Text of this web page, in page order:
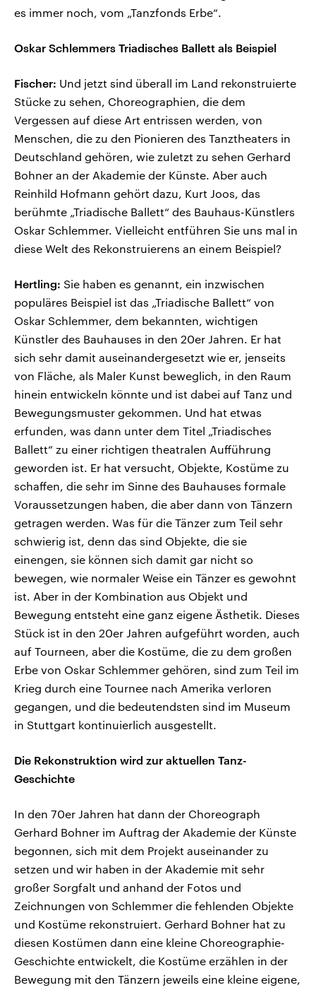
es immer noch, vom „Tanzfonds Erbe“.
Oskar Schlemmers Triadisches Ballett als Beispiel
Fischer: Und jetzt sind überall im Land rekonstruierte
Stücke zu sehen, Choreographien, die dem
Vergessen auf diese Art entrissen werden, von
Menschen, die zu den Pionieren des Tanztheaters in
Deutschland gehören, wie zuletzt zu sehen Gerhard
Bohner an der Akademie der Künste. Aber auch
Reinhild Hofmann gehört dazu, Kurt Joos, das
berühmte „Triadische Ballett“ des Bauhaus-Künstlers
Oskar Schlemmer. Vielleicht entführen Sie uns mal in
diese Welt des Rekonstruierens an einem Beispiel?
Hertling: Sie haben es genannt, ein inzwischen
populäres Beispiel ist das „Triadische Ballett“ von
Oskar Schlemmer, dem bekannten, wichtigen
Künstler des Bauhauses in den 20er Jahren. Er hat
sich sehr damit auseinandergesetzt wie er, jenseits
von Fläche, als Maler Kunst beweglich, in den Raum
hinein entwickeln könnte und ist dabei auf Tanz und
Bewegungsmuster gekommen. Und hat etwas
erfunden, was dann unter dem Titel „Triadisches
Ballett“ zu einer richtigen theatralen Aufführung
geworden ist. Er hat versucht, Objekte, Kostüme zu
schaffen, die sehr im Sinne des Bauhauses formale
Voraussetzungen haben, die aber dann von Tänzern
getragen werden. Was für die Tänzer zum Teil sehr
schwierig ist, denn das sind Objekte, die sie
einengen, sie können sich damit gar nicht so
bewegen, wie normaler Weise ein Tänzer es gewohnt
ist. Aber in der Kombination aus Objekt und
Bewegung entsteht eine ganz eigene Ästhetik. Dieses
Stück ist in den 20er Jahren aufgeführt worden, auch
auf Tourneen, aber die Kostüme, die zu dem großen
Erbe von Oskar Schlemmer gehören, sind zum Teil im
Krieg durch eine Tournee nach Amerika verloren
gegangen, und die bedeutendsten sind im Museum
in Stuttgart kontinuierlich ausgestellt.
Die Rekonstruktion wird zur aktuellen Tanz-
Geschichte
In den 70er Jahren hat dann der Choreograph
Gerhard Bohner im Auftrag der Akademie der Künste
begonnen, sich mit dem Projekt auseinander zu
setzen und wir haben in der Akademie mit sehr
großer Sorgfalt und anhand der Fotos und
Zeichnungen von Schlemmer die fehlenden Objekte
und Kostüme rekonstruiert. Gerhard Bohner hat zu
diesen Kostümen dann eine kleine Choreographie-
Geschichte entwickelt, die Kostüme erzählen in der
Bewegung mit den Tänzern jeweils eine kleine eigene,